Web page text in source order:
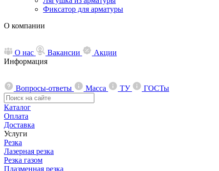
Фиксатор для арматуры
О компании
О нас Вакансии
Акции
Информация
Вопросы-ответы Масса ТУ ГОСТы
Каталог
Оплата
Доставка
Услуги
Резка
Лазерная резка
Резка газом
Плазменная резка